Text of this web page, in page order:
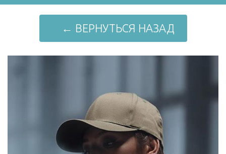
← ВЕРНУТЬСЯ НАЗАД